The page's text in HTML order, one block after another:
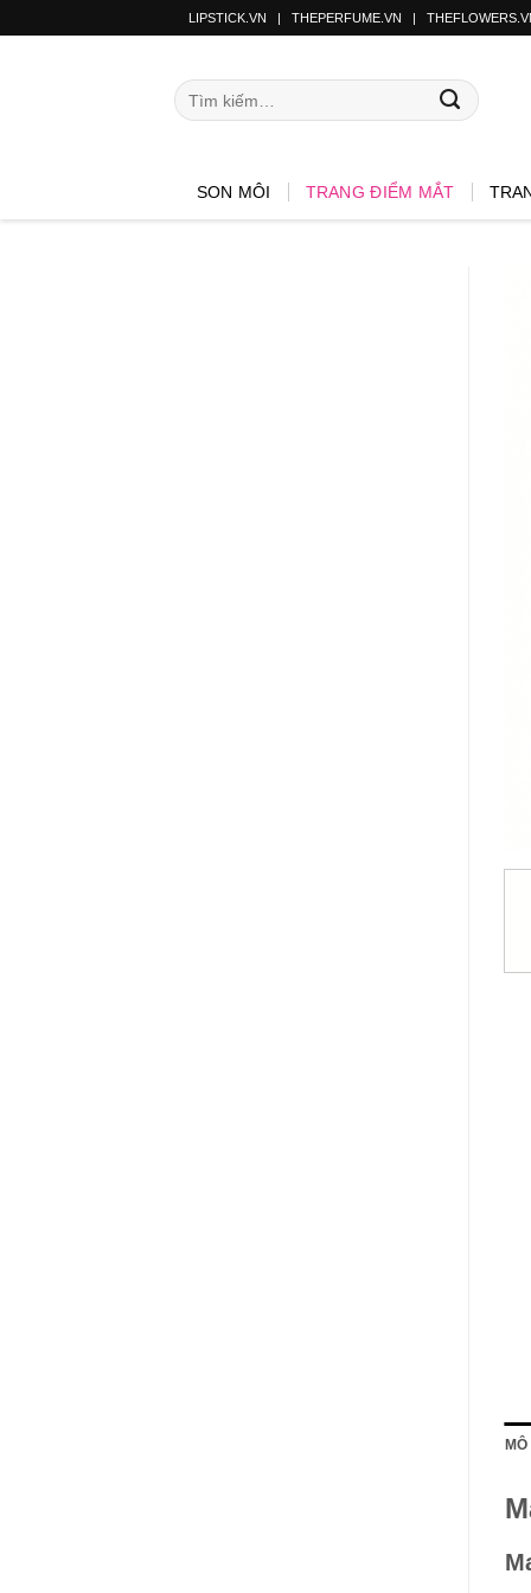
LIPSTICK.VN | THEPERFUME.VN |
SON MÔI TRANG ĐIỂM MẮT
MÔ